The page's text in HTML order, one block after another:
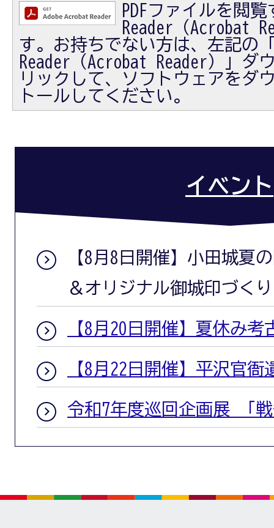
PDFファイルを閲
Reader（Acrobat
す。お持ちでない方は、左記の
Reader（Acrobat Reader）」ダ
リックして、ソフトウェアをダ
トールしてください。
イベント
【8月8日開催】小田城夏
＆オリジナル御城印づくり
【8月20日開催】夏休み考
【8月22日開催】平沢官
令和7年度巡回企画展 「